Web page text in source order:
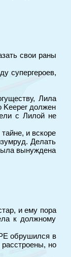
свои раны
супергероев,
Лила
Keeper должен
с Лилой не
и вскоре
Делать
вынуждена
и ему пора
к должному
обрушился в
но